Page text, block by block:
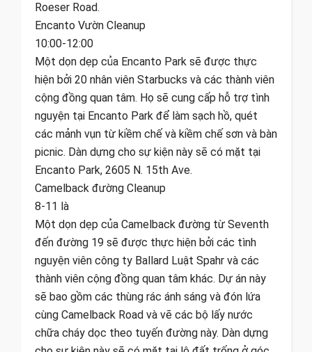
Roeser Road.
Encanto Vườn Cleanup
10:00-12:00
Một dọn dẹp của Encanto Park sẽ được thực
hiện bởi 20 nhân viên Starbucks và các thành viên
cộng đồng quan tâm. Họ sẽ cung cấp hỗ trợ tình
nguyện tại Encanto Park để làm sạch hồ, quét
các mảnh vụn từ kiềm chế và kiềm chế sơn và bàn
picnic. Dàn dựng cho sự kiện này sẽ có mặt tại
Encanto Park, 2605 N. 15th Ave.
Camelback đường Cleanup
8-11 là
Một dọn dẹp của Camelback đường từ Seventh
đến đường 19 sẽ được thực hiện bởi các tình
nguyện viên công ty Ballard Luật Spahr và các
thành viên cộng đồng quan tâm khác. Dự án này
sẽ bao gồm các thùng rác ánh sáng và đón lứa
cùng Camelback Road và vẽ các bộ lấy nước
chữa cháy dọc theo tuyến đường này. Dàn dựng